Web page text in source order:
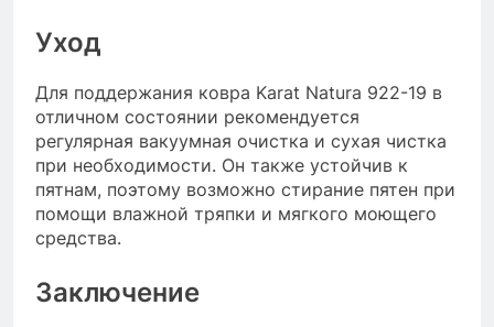
Уход
Для поддержания ковра Karat Natura 922-19 в
отличном состоянии рекомендуется
регулярная вакуумная очистка и сухая чистка
при необходимости. Он также устойчив к
пятнам, поэтому возможно стирание пятен при
помощи влажной тряпки и мягкого моющего
средства.
Заключение